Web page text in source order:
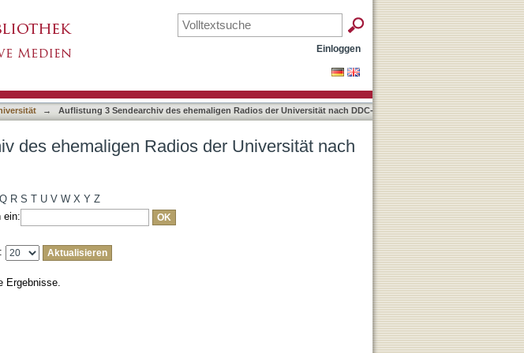
Universität nach DDC-Klassifikation
Einloggen
→
Auflistung 3 Sendearchiv des ehemaligen Radios der Universität nach DDC-
des ehemaligen Radios der Universität nach
Q R S T U V W X Y Z
ein:
Ergebnisse.